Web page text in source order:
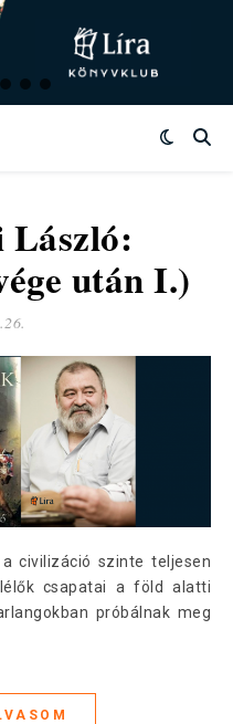
László:
után I.)
csapatai a föld alatti
próbálnak meg